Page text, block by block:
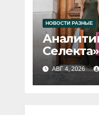
НОВОСТИ РАЗНЫЕ
fashion-
2026
АВГ 4, 2026